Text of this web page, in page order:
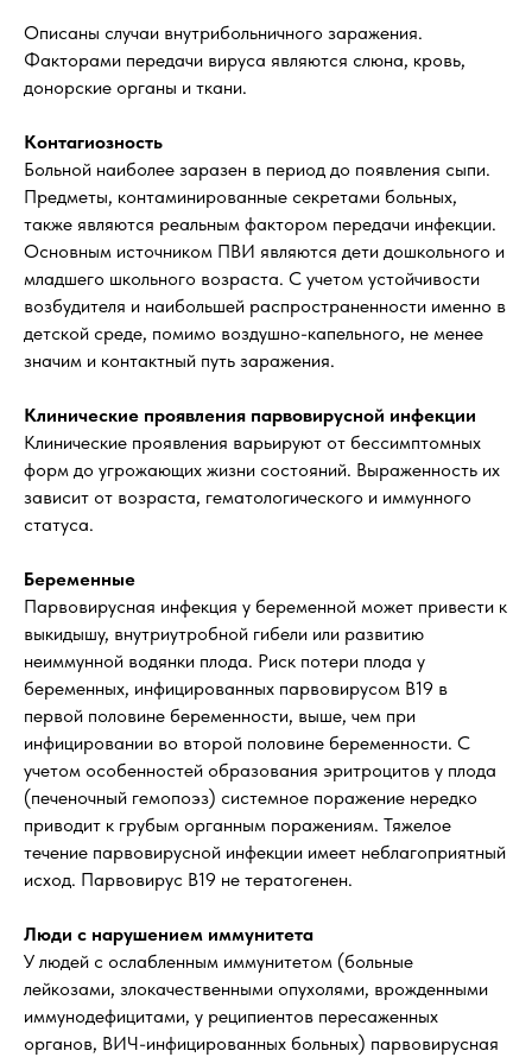
Описаны случаи внутрибольничного заражения.
Факторами передачи вируса являются слюна, кровь,
донорские органы и ткани.
Контагиозность
Больной наиболее заразен в период до появления сыпи.
Предметы, контаминированные секретами больных,
также являются реальным фактором передачи инфекции.
Основным источником ПВИ являются дети дошкольного и
младшего школьного возраста. С учетом устойчивости
возбудителя и наибольшей распространенности именно в
детской среде, помимо воздушно-капельного, не менее
значим и контактный путь заражения.
Клинические проявления парвовирусной инфекции
Клинические проявления варьируют от бессимптомных
форм до угрожающих жизни состояний. Выраженность их
зависит от возраста, гематологического и иммунного
статуса.
Беременные
Парвовирусная инфекция у беременной может привести к
выкидышу, внутриутробной гибели или развитию
неиммунной водянки плода. Риск потери плода у
беременных, инфицированных парвовирусом В19 в
первой половине беременности, выше, чем при
инфицировании во второй половине беременности. С
учетом особенностей образования эритроцитов у плода
(печеночный гемопоэз) системное поражение нередко
приводит к грубым органным поражениям. Тяжелое
течение парвовирусной инфекции имеет неблагоприятный
исход. Парвовирус В19 не тератогенен.
Люди с нарушением иммунитета
У людей с ослабленным иммунитетом (больные
лейкозами, злокачественными опухолями, врожденными
иммунодефицитами, у реципиентов пересаженных
органов, ВИЧ-инфицированных больных) парвовирусная